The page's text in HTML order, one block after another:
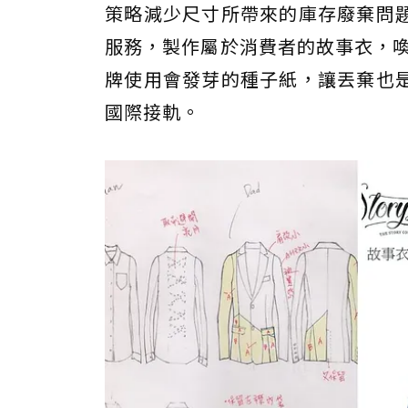
策略減少尺寸所帶來的庫存廢棄問
服務，製作屬於消費者的故事衣，
牌使用會發芽的種子紙，讓丟棄也
國際接軌。